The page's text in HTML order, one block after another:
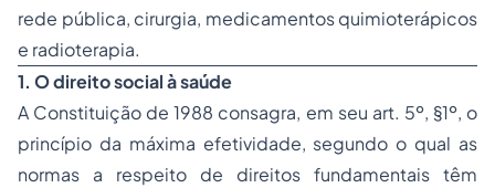
rede pública, cirurgia, medicamentos quimioterápicos
e radioterapia.
1. O direito social à saúde
A Constituição de 1988 consagra, em seu art. 5º, §1º, o
princípio da máxima efetividade, segundo o qual as
normas a respeito de direitos fundamentais têm